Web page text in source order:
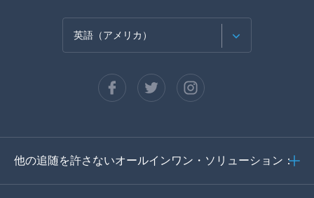
英語（アメリカ）
スペイン語
ドイツ語
他の追随を許さないオールインワン・ソリューション：